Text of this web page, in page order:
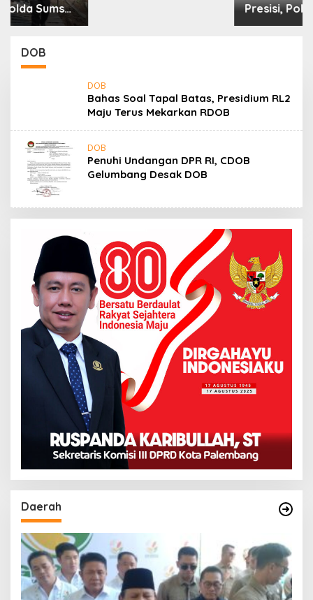
DOB
DOB
Bahas Soal Tapal Batas, Presidium RL2
Maju Terus Mekarkan RDOB
DOB
Penuhi Undangan DPR RI, CDOB
Gelumbang Desak DOB
Daerah